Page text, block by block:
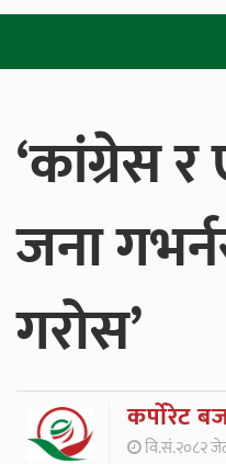
‘कांग्रेस
जना
गरोस’
कर्पाेरेट
वि.सं.२०८२